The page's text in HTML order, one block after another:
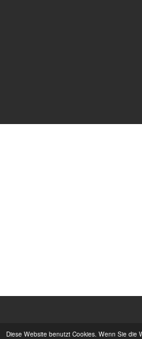
Diese Website benutzt Cookies. Wenn Sie die